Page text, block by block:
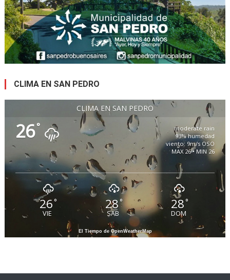
CLIMA EN SAN PEDRO
CLIMA EN SAN PEDRO
26°
moderate rain
93% humedad
viento: 9m/s OSO
MAX 26 • MIN 26
26°
VIE
28 °
SAB
28°
DOM
El Tiempo de OpenWeatherMap